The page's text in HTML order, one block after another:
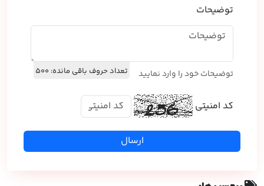
توضیحات
تعداد حروف باقی مانده: 500 توضیحات خود را وارد نمایید
کد امنیتی
ارسال